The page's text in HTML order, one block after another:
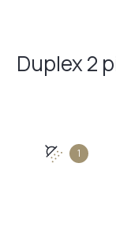
Duplex 2 pièce(s) 1 chambre(s) 37
1